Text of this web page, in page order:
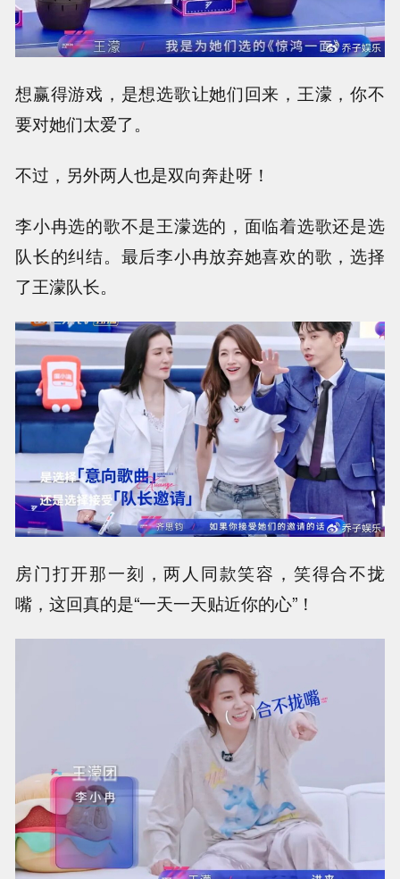
想赢得游戏，是想选歌让她们回来，王濛，你不
要对她们太爱了。
不过，另外两人也是双向奔赴呀！
李小冉选的歌不是王濛选的，面临着选歌还是选
队长的纠结。最后李小冉放弃她喜欢的歌，选择
了王濛队长。
房门打开那一刻，两人同款笑容，笑得合不拢
嘴，这回真的是“一天一天贴近你的心”！